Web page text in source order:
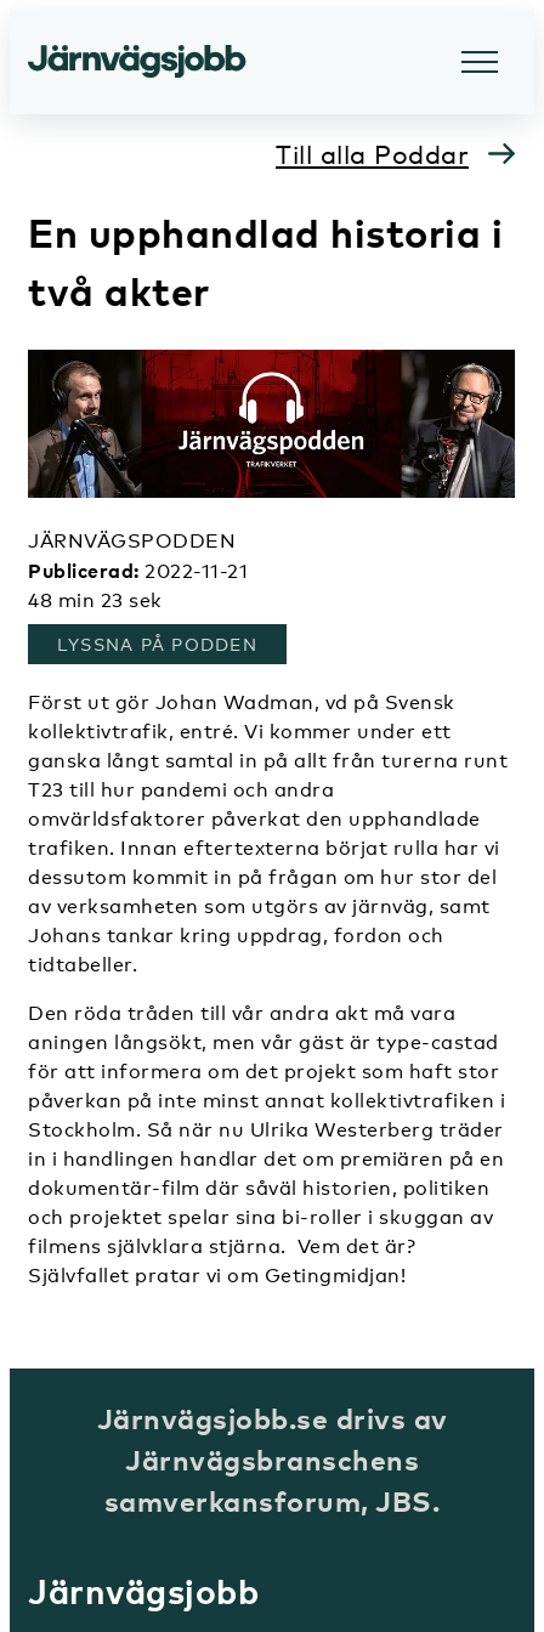
Till alla Poddar
En upphandlad historia i
två akter
JÄRNVÄGSPODDEN
Publicerad: 2022-11-21
48 min 23 sek
LYSSNA PÅ PODDEN
Först ut gör Johan Wadman, vd på Svensk
kollektivtrafik, entré. Vi kommer under ett
ganska långt samtal in på allt från turerna runt
T23 till hur pandemi och andra
omvärldsfaktorer påverkat den upphandlade
trafiken. Innan eftertexterna börjat rulla har vi
dessutom kommit in på frågan om hur stor del
av verksamheten som utgörs av järnväg, samt
Johans tankar kring uppdrag, fordon och
tidtabeller.
Den röda tråden till vår andra akt må vara
aningen långsökt, men vår gäst är type-castad
för att informera om det projekt som haft stor
påverkan på inte minst annat kollektivtrafiken i
Stockholm. Så när nu Ulrika Westerberg träder
in i handlingen handlar det om premiären på en
dokumentär-film där såväl historien, politiken
och projektet spelar sina bi-roller i skuggan av
filmens självklara stjärna. Vem det är?
Självfallet pratar vi om Getingmidjan!
Järnvägsjobb.se drivs av
Järnvägsbranschens
samverkansforum, JBS.
Järnvägsjobb